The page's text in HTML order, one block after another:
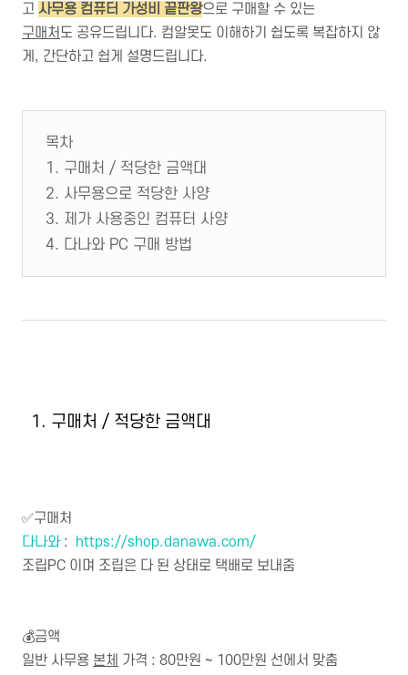
고 사무용 컴퓨터 가성비 끝판왕으로 구매할 수 있는
구매처 도 공유드립니다. 컴알못도 이해하기 쉽도록 복잡하지 않
게, 간단하고 쉽게 설명드립니다.
목차
1. 구매처 / 적당한 금액대
2. 사무용으로 적당한 사양
3. 제가 사용중인 컴퓨터 사양
4. 다나와 PC 구매 방법
1. 구매처 / 적당한 금액대
✅구매처
다나와:
https://shop.danawa.com/
조립PC 이며 조립은 다 된 상태로 택배로 보내줌
💰금액
일반 사무용 본체 가격 : 80만원 ~ 100만원 선에서 맞춤